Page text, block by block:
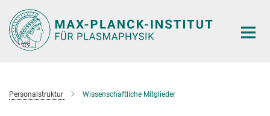
Hauptinhalt
Personalstruktur Wissenschaftliche Mitglieder